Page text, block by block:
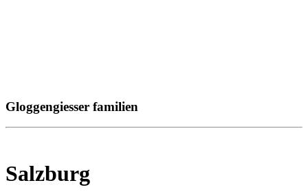
Gloggengiesser familien
Salzburg